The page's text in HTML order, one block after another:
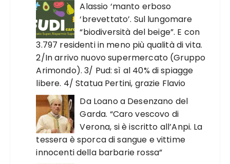
Alassio ‘manto erboso
‘brevettato’. Sul lungomare
“biodiversità del beige”. E con
3.797 residenti in meno più qualità di vita.
2/In arrivo nuovo supermercato (Gruppo
Arimondo). 3/ Pud: sì al 40% di spiagge
libere. 4/ Statua Pertini, grazie Flavio
Da Loano a Desenzano del
Garda. “Caro vescovo di
Verona, si è iscritto all’Anpi. La
tessera è sporca di sangue e vittime
innocenti della barbarie rossa”